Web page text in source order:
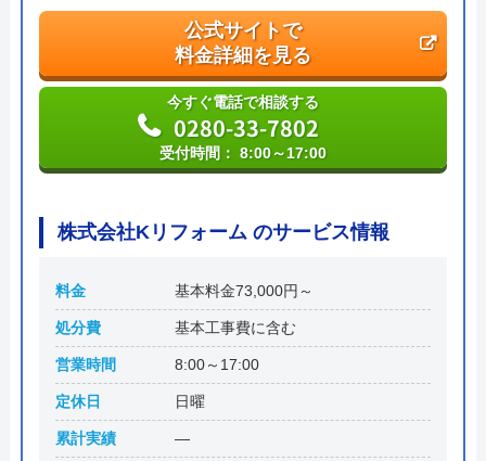
―スマイルビル
公式サイトで
料金詳細を見る
今すぐ電話で相談する
0280-33-7802
受付時間： 8:00～17:00
株式会社Kリフォーム のサービス情報
料金 基本料金73,000円～
処分費 基本工事費に含む
営業時間 8:00～17:00
定休日 日曜
累計実績 ―